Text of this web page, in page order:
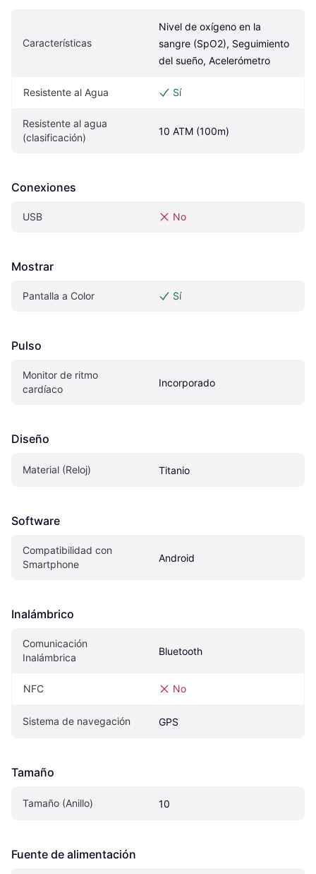
Características
Nivel de oxígeno en la
sangre (SpO2), Seguimiento
del sueño, Acelerómetro
Resistente al Agua Sí
Resistente al agua
(clasificación)
10 ATM (100m)
Conexiones
USB No
Mostrar
Pantalla a Color Sí
Pulso
Monitor de ritmo
cardíaco
Incorporado
Diseño
Material (Reloj) Titanio
Software
Compatibilidad con
Smartphone
Android
Inalámbrico
Comunicación
Inalámbrica
Bluetooth
NFC No
Sistema de navegación GPS
Tamaño
Tamaño (Anillo) 10
Fuente de alimentación